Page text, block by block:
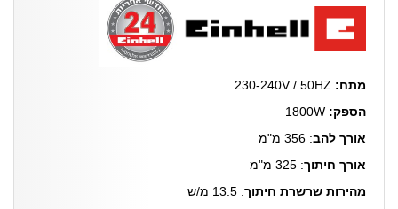
מתח: 230-240V / 50HZ
הספק:
אורך להב: 356 מ"מ
אורך חיתוך: 325 מ"מ
מהירות שרשרת חיתוך: 13.5 מ/ש